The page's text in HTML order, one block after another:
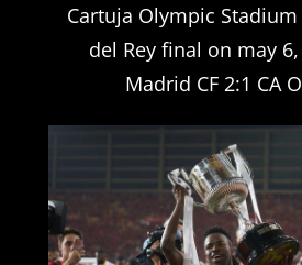
Cartuja Olympic Stadium
del Rey final on may 6,
Madrid CF 2:1 CA